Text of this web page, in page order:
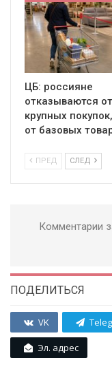
ЦБ: россияне
отказываются от
крупных
от базовых
ПРЕД СЛЕД
Комментарии
ПОДЕЛИТЬСЯ
VK
Эл. адрес